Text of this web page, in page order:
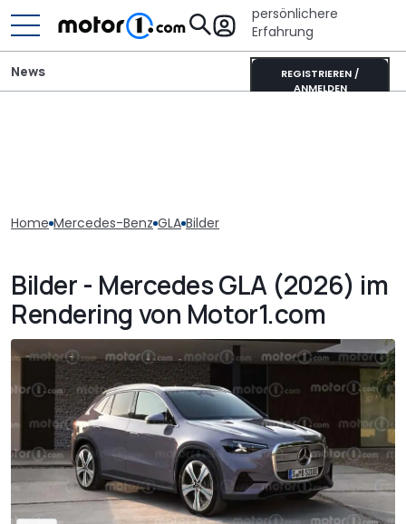
persönlichere
Erfahrung
REGISTRIEREN /
ANMELDEN
News
Home Mercedes-Benz GLA Bilder
Bilder - Mercedes GLA (2026) im
Rendering von Motor1.com